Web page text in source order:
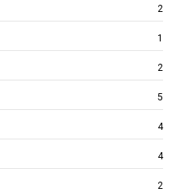
2
1
2
5
4
4
2